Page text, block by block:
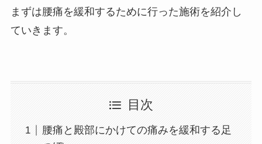
まずは腰痛を緩和するために行った施術を紹介し
ていきます。
目次
腰痛と殿部にかけての痛みを緩和する足